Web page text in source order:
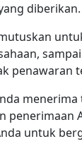
diberikan.
penawaran
menerima
penerimaan
untuk